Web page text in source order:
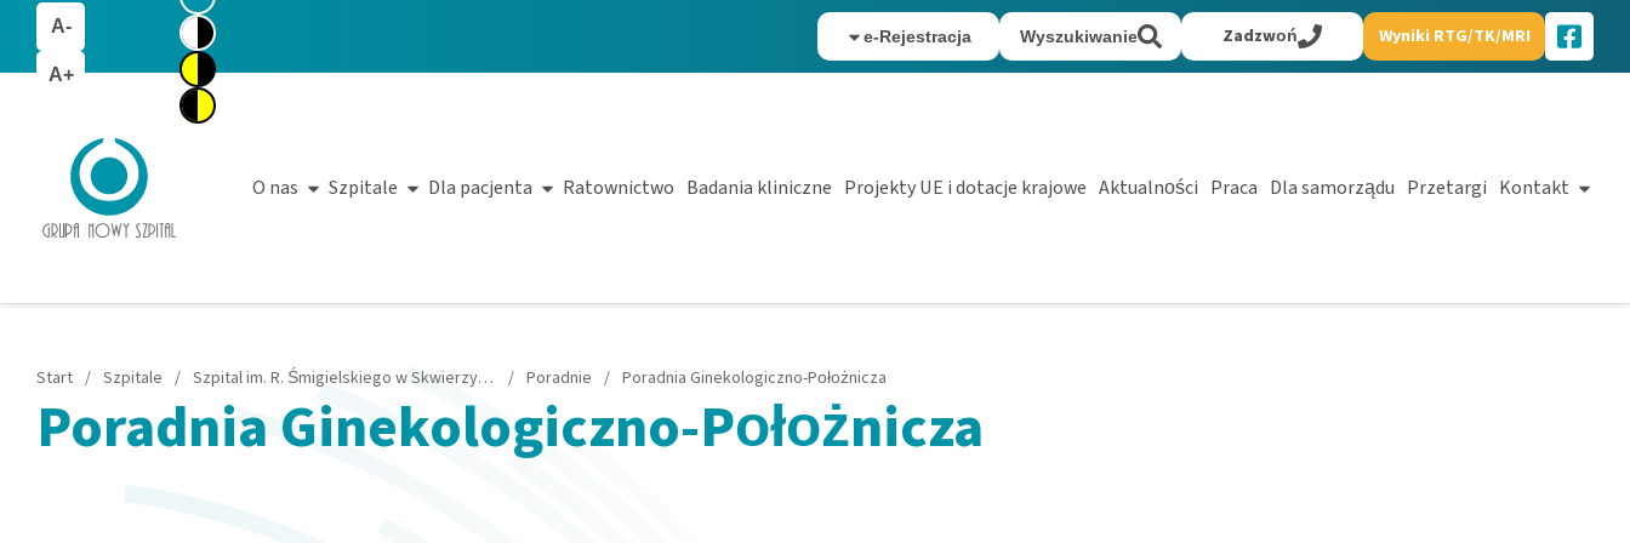
A-
A+
e-Rejestracja Wyszukiwanie Zadzwoń Wyniki RTG/TK/MRI
O nas Szpitale Dla pacjenta Ratownictwo Badania kliniczne Projekty UE i dotacje krajowe Aktualności Praca Dla samorządu Przetargi Kontakt
Start / Szpitale / Szpital im. R. Śmigielskiego w Skwierzynie / Poradnie / Poradnia Ginekologiczno-Położnicza
Poradnia Ginekologiczno-Położnicza